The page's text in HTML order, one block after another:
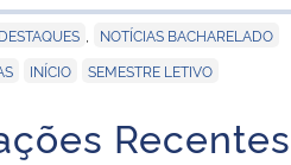
DESTAQUES NOTÍCIAS BACHARELADO
INÍCIO SEMESTRE LETIVO
Recentes